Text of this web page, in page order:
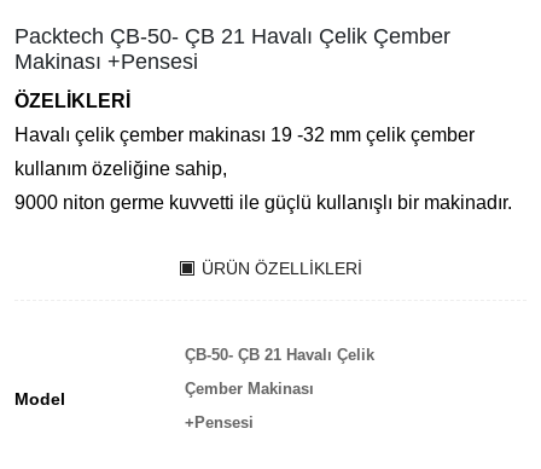
Packtech ÇB-50- ÇB 21 Havalı Çelik Çember
Makinası +Pensesi
ÖZELİKLERİ
Havalı çelik çember makinası 19 -32 mm çelik çember
kullanım özeliğine sahip,
9000 niton germe kuvvetti ile güçlü kullanışlı bir makinadır.
ÜRÜN ÖZELLIKLERI
Model
ÇB-50- ÇB 21 Havalı Çelik
Çember Makinası
+Pensesi